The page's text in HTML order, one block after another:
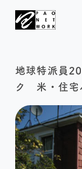
地球特派員
ク 米・住宅